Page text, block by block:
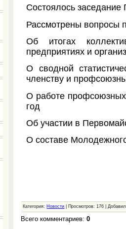
Состоялось
Рассмотрены вопросы
Об итогах
предприятиях и
О сводной
членству и
О работе профсоюзных
год
Об участии в
О составе
Категория: Новости | Просмотров: 176 |
Всего комментариев:0